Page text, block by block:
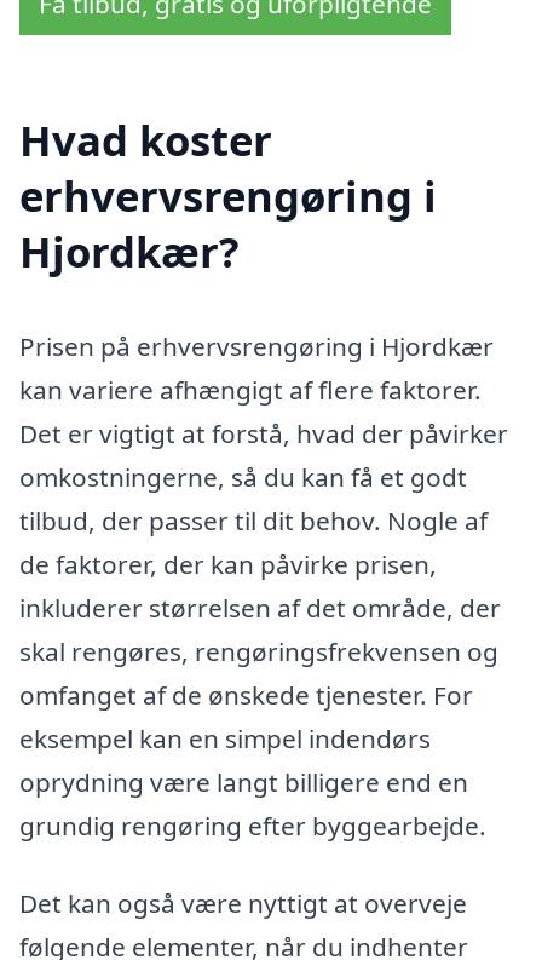
Hvad koster
erhvervsrengøring i
Hjordkær?
Prisen på erhvervsrengøring i Hjordkær
kan variere afhængigt af flere faktorer.
Det er vigtigt at forstå, hvad der påvirker
omkostningerne, så du kan få et godt
tilbud, der passer til dit behov. Nogle af
de faktorer, der kan påvirke prisen,
inkluderer størrelsen af det område, der
skal rengøres, rengøringsfrekvensen og
omfanget af de ønskede tjenester. For
eksempel kan en simpel indendørs
oprydning være langt billigere end en
grundig rengøring efter byggearbejde.
Det kan også være nyttigt at overveje
følgende elementer, når du indhenter